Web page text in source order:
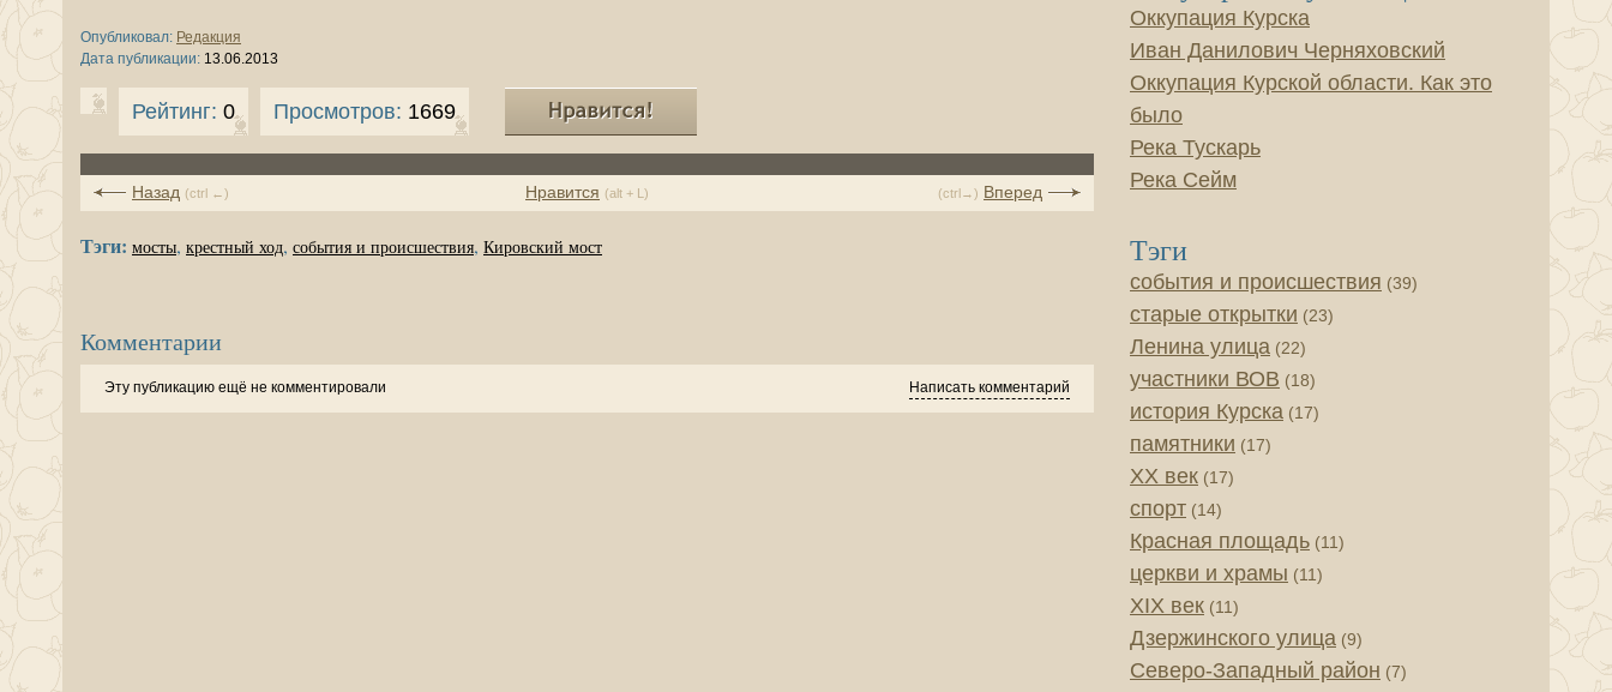
Опубликовал: Редакция
Дата публикации: 13.06.2013
Рейтинг: 0 Просмотров: 1669
Нравится (alt + L)
Назад (ctrl ←) (ctrl→) Вперед
Тэги: мосты, крестный ход, события и происшествия, Кировский мост
Комментарии
Эту публикацию ещё не комментировали Написать комментарий
Оккупация Курска
Иван Данилович Черняховский
Оккупация Курской области. Как это
было
Река Тускарь
Река Сейм
Тэги
события и происшествия (39)
старые открытки (23)
Ленина улица (22)
участники ВОВ (18)
история Курска (17)
памятники (17)
XX век (17)
спорт (14)
Красная площадь (11)
церкви и храмы (11)
XIX век (11)
Дзержинского улица (9)
Северо-Западный район (7)